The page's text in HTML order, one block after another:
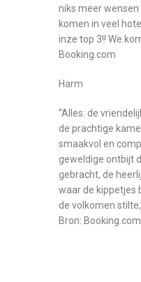
niks meer
komen in veel
inze top 3!! We
Booking.com
Harm
“Alles: de
de prachtige
smaakvol en
geweldige ontbijt
gebracht, de
waar de kippetjes
de volkomen
Bron: Booking.com